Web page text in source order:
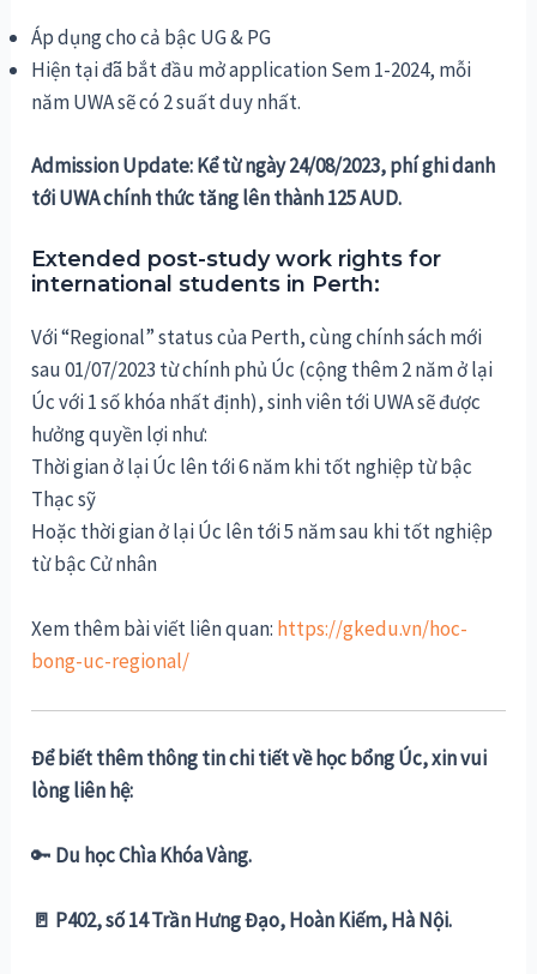
Áp dụng cho cả bậc UG & PG
Hiện tại đã bắt đầu mở application Sem 1-2024, mỗi
năm UWA sẽ có 2 suất duy nhất.
Admission Update: Kể từ ngày 24/08/2023, phí ghi danh
tới UWA chính thức tăng lên thành 125 AUD.
Extended post-study work rights for
international students in Perth:
Với “Regional” status của Perth, cùng chính sách mới
sau 01/07/2023 từ chính phủ Úc (cộng thêm 2 năm ở lại
Úc với 1 số khóa nhất định), sinh viên tới UWA sẽ được
hưởng quyền lợi như:
Thời gian ở lại Úc lên tới 6 năm khi tốt nghiệp từ bậc
Thạc sỹ
Hoặc thời gian ở lại Úc lên tới 5 năm sau khi tốt nghiệp
từ bậc Cử nhân
Xem thêm bài viết liên quan: https://gkedu.vn/hoc-
bong-uc-regional/
Để biết thêm thông tin chi tiết về học bổng Úc, xin vui
lòng liên hệ:
🔑 Du học Chìa Khóa Vàng.
🚪 P402, số 14 Trần Hưng Đạo, Hoàn Kiếm, Hà Nội.